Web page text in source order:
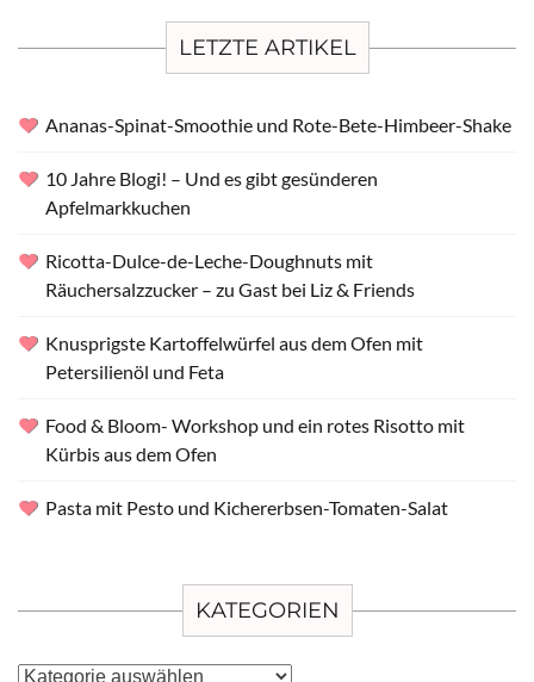
LETZTE ARTIKEL
Ananas-Spinat-Smoothie und Rote-Bete-Himbeer-Shake
10 Jahre Blogi! – Und es gibt gesünderen
Apfelmarkkuchen
Ricotta-Dulce-de-Leche-Doughnuts mit
Räuchersalzzucker – zu Gast bei Liz & Friends
Knusprigste Kartoffelwürfel aus dem Ofen mit
Petersilienöl und Feta
Food & Bloom- Workshop und ein rotes Risotto mit
Kürbis aus dem Ofen
Pasta mit Pesto und Kichererbsen-Tomaten-Salat
KATEGORIEN
Kategorien